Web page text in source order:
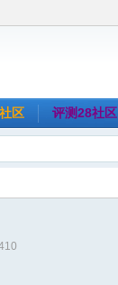
区 评测28社区